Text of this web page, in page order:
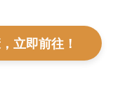
立即前往！